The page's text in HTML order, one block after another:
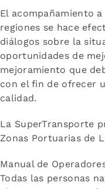
El acompañamiento
regiones se hace
diálogos sobre la
oportunidades de
mejoramiento que
con el fin de ofrecer
calidad.
La SuperTransporte
Zonas Portuarias de
Manual de
Todas las personas